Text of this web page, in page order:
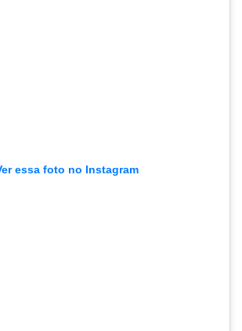
essa foto no Instagram